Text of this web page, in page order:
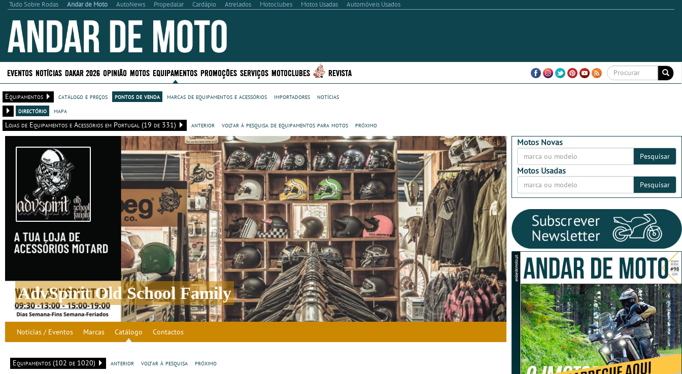
Tudo Sobre Rodas Andar de Moto AutoNews Propedalar Cardápio Atrelados Motoclubes Motos Usadas Automóveis Usados
EVENTOS NOTÍCIAS DAKAR 2026 OPINIÃO MOTOS EQUIPAMENTOS PROMOÇÕES SERVIÇOS MOTOCLUBES REVISTA
Equipamentos catálogo e preços pontos de venda marcas de equipamentos e acessórios importadores
notícias
directório
mapa
Lojas de Equipamentos e Acessórios em Portugal (19 de 331)
anterior voltar à pesquisa de equipamentos para motos próximo
AdvSpirit Old School Family
Notícias / Eventos Marcas Catálogo Contactos
Equipamentos (102 de 1020) anterior voltar à pesquisa próximo
Motos Novas
Pesquisar
Motos Usadas
Pesquisar